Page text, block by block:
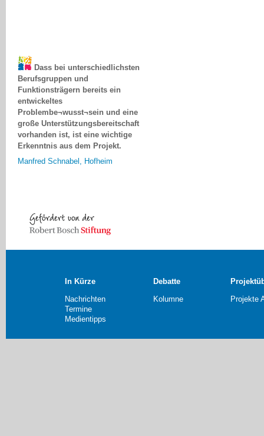
Berufsgruppen und
Funktionsträgern bereits ein
entwickeltes
Problembe¬wusst¬sein und eine
große Unterstützungsbereitschaft
vorhanden ist, ist eine wichtige
Erkenntnis aus dem Projekt.
Manfred Schnabel, Hofheim
In Kürze
Nachrichten
Termine
Medientipps
Debatte
Kolumne
Projekte